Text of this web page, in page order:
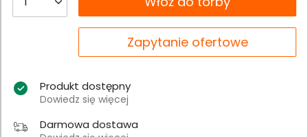
Zapytanie ofertowe
Produkt dostępny
Dowiedz się więcej
Darmowa dostawa